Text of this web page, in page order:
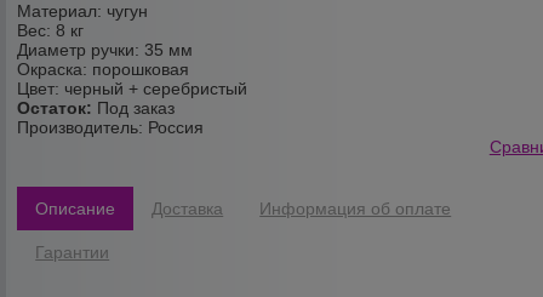
Материал: чугун
Вес: 8 кг
Диаметр ручки: 35 мм
Окраска: порошковая
Цвет: черный + серебристый
Остаток: Под заказ
Производитель: Россия
Описание Доставка Информация об оплате
Гарантии